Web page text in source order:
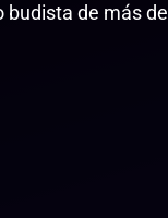
budista de más de